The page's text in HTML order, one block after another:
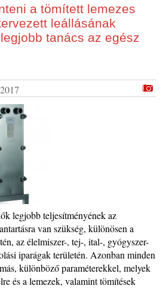
a tömített lemezes
leállásának
tanács az egész
legjobb teljesítményének az
van szükség, különösen a
az élelmiszer-, tej-, ital-, gyógyszer-
iparágak területén. Azonban minden
különböző paraméterekkel, melyek
és a lemezek, valamint tömítések